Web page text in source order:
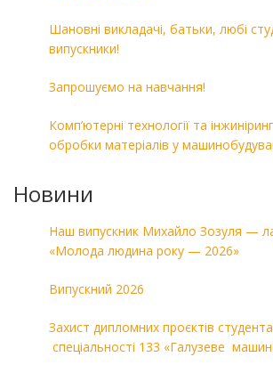
Шановні викладачі, батьки, любі студенти та інші
випускники!
Запрошуємо на навчання!
Комп’ютерні технології та
обробки матеріалів у
Новини
Наш випускник Михайло Зозуля —
«Молода людина року — 2026»
Випускний 2026
Захист дипломних проєктів
спеціальності 133 «Галузеве